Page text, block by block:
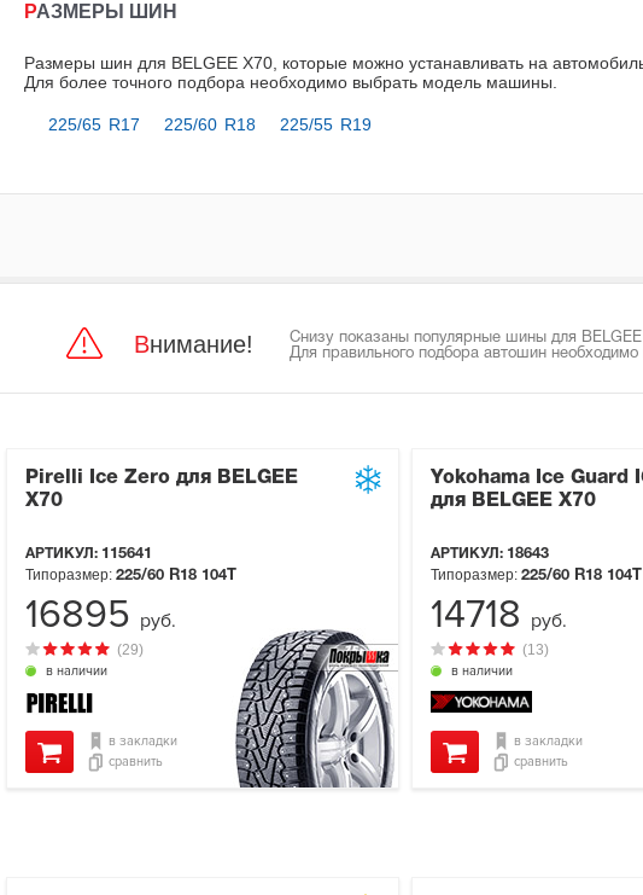
РАЗМЕРЫ ШИН
Размеры шин для BELGEE X70, которые можно устанавливать на
Для более точного подбора необходимо выбрать модель машины
225/65 R17 225/60 R18 225/55 R19
Внимание!
Снизу показаны популярные шины для
Для правильного подбора автошин
Pirelli Ice Zero для BELGEE
X70
АРТИКУЛ: 115641
в наличии
(29)
Типоразмер: 225/60 R18 104T
в закладки
сравнить
16895 руб.
Yokohama Ice Guard
для BELGEE X70
АРТИКУЛ: 18643
в наличии
(13)
Типоразмер: 225/60 R18 104T
в закладки
сравнить
14718 руб.